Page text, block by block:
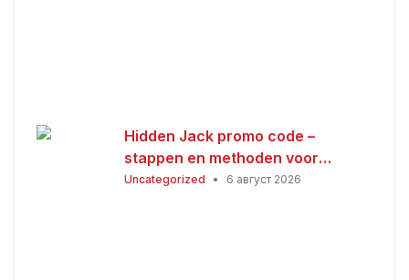
Hidden Jack promo code –
stappen en methoden voor
Nederlandse spelers
Uncategorized • 6 август 2026